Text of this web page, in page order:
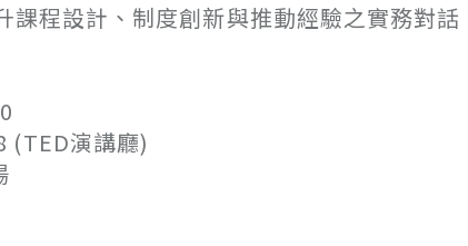
程設計、制度創新與推動經驗之實務對
演講廳)